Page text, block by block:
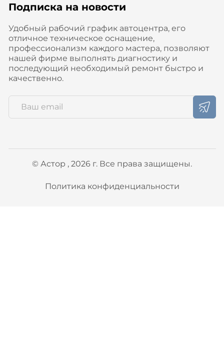
Подписка на новости
Удобный рабочий график автоцентра, его
отличное техническое оснащение,
профессионализм каждого мастера, позволяют
нашей фирме выполнять диагностику и
последующий необходимый ремонт быстро и
качественно.
© Астор , 2026 г. Все права защищены.
Политика конфиденциальности